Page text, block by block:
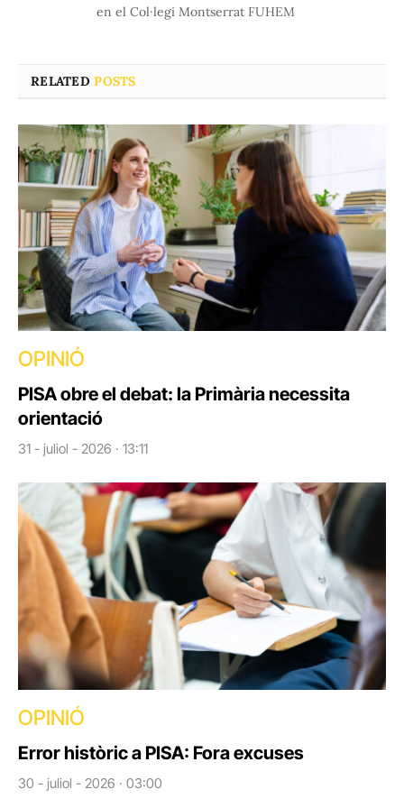
en el Col·legi Montserrat FUHEM
RELATEDPOSTS
OPINIÓ
PISA obre el debat: la Primària necessita
orientació
31 - juliol - 2026 · 13:11
OPINIÓ
Error històric a PISA: Fora excuses
30 - juliol - 2026 · 03:00